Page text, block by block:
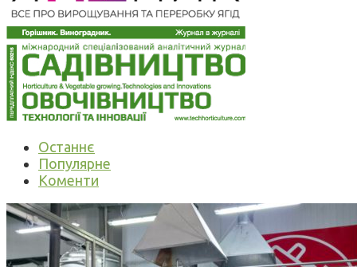
Останнє
Популярне
Коменти